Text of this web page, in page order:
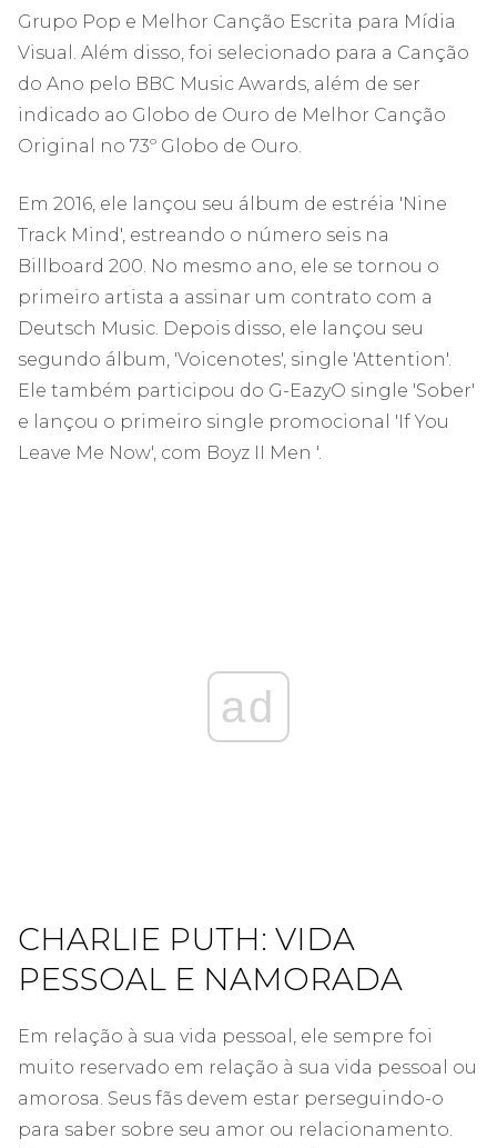
Grupo Pop e Melhor Canção Escrita para Mídia
Visual. Além disso, foi selecionado para a Canção
do Ano pelo BBC Music Awards, além de ser
indicado ao Globo de Ouro de Melhor Canção
Original no 73º Globo de Ouro.
Em 2016, ele lançou seu álbum de estréia 'Nine
Track Mind', estreando o número seis na
Billboard 200. No mesmo ano, ele se tornou o
primeiro artista a assinar um contrato com a
Deutsch Music. Depois disso, ele lançou seu
segundo álbum, 'Voicenotes', single 'Attention'.
Ele também participou do G-EazyO single 'Sober'
e lançou o primeiro single promocional 'If You
Leave Me Now', com Boyz II Men '.
ad
CHARLIE PUTH: VIDA
PESSOAL E NAMORADA
Em relação à sua vida pessoal, ele sempre foi
muito reservado em relação à sua vida pessoal ou
amorosa. Seus fãs devem estar perseguindo-o
para saber sobre seu amor ou relacionamento.